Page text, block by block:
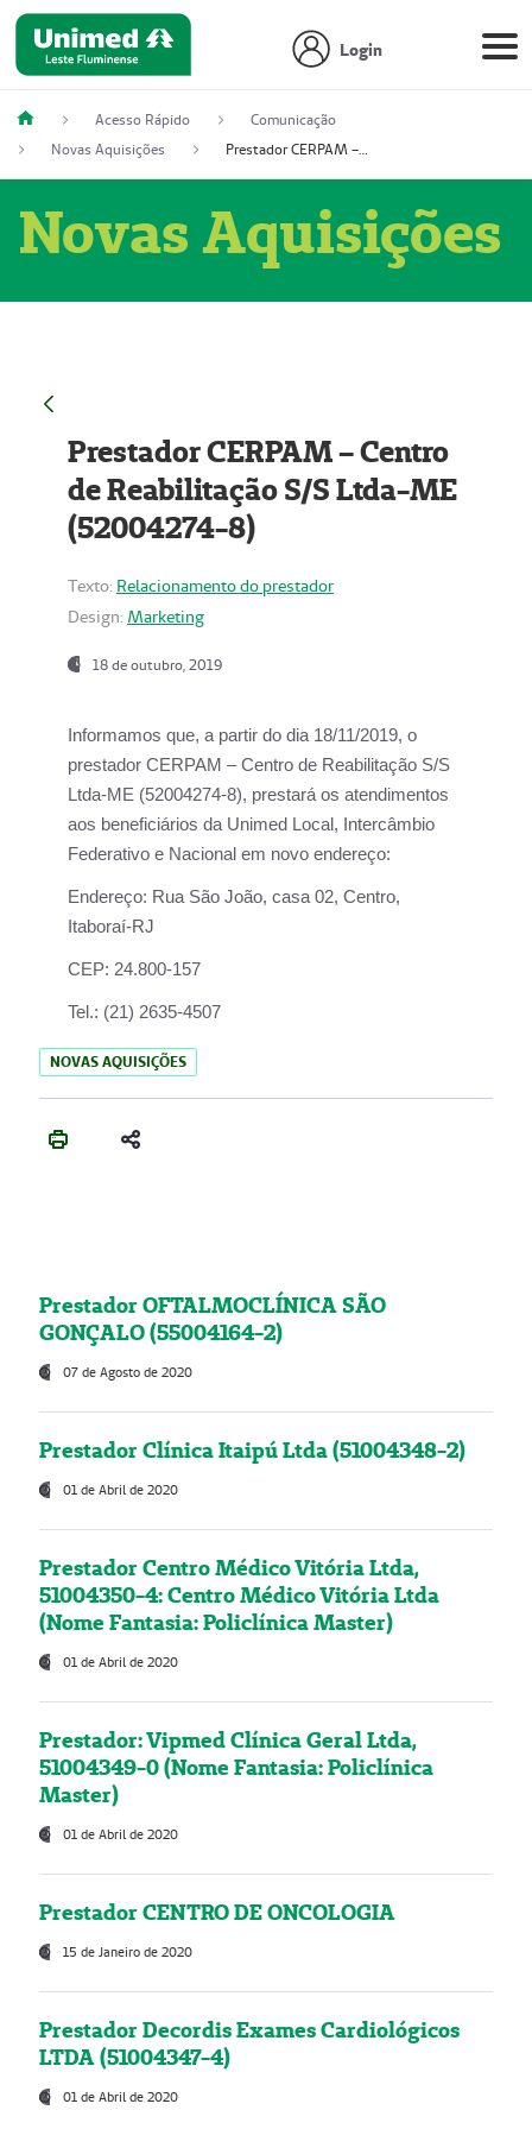
Login
Acesso Rápido
Comunicação
Novas Aquisições
Prestador CERPAM – Centro de Reabilitação S/S Ltda-ME (52004274-8)
Novas Aquisições
Prestador CERPAM – Centro
de Reabilitação S/S Ltda-ME
(52004274-8)
Texto: Relacionamento do prestador
Design: Marketing
18 de outubro, 2019
Informamos que, a partir do dia 18/11/2019, o
prestador CERPAM – Centro de Reabilitação S/S
Ltda-ME (52004274-8), prestará os atendimentos
aos beneficiários da Unimed Local, Intercâmbio
Federativo e Nacional em novo endereço:
Endereço: Rua São João, casa 02, Centro,
Itaboraí-RJ
CEP: 24.800-157
Tel.: (21) 2635-4507
NOVAS AQUISIÇÕES
Prestador OFTALMOCLÍNICA SÃO
GONÇALO (55004164-2)
07 de Agosto de 2020
Prestador Clínica Itaipú Ltda (51004348-2)
01 de Abril de 2020
Prestador Centro Médico Vitória Ltda,
51004350-4: Centro Médico Vitória Ltda
(Nome Fantasia: Policlínica Master)
01 de Abril de 2020
Prestador: Vipmed Clínica Geral Ltda,
51004349-0 (Nome Fantasia: Policlínica
Master)
01 de Abril de 2020
Prestador CENTRO DE ONCOLOGIA
15 de Janeiro de 2020
Prestador Decordis Exames Cardiológicos
LTDA (51004347-4)
01 de Abril de 2020